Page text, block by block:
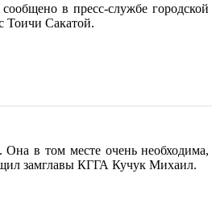
в пресс-службе
Тоичи Сакатой.
в том месте очень
замглавы КГГА Кучук Михаил.